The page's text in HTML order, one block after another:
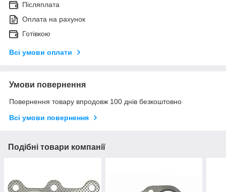
Післяплата
Оплата на рахунок
Готівкою
Всі умови оплати
Умови повернення
Повернення товару впродовж 100 днів безкоштовно
Всі умови повернення
Подібні товари компанії